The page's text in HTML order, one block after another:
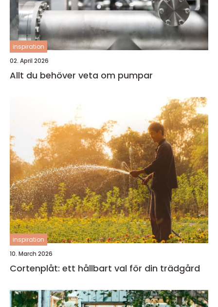
inspiration
02. April 2026
Allt du behöver veta om pumpar
inspiration
10. March 2026
Cortenplåt: ett hållbart val för din trädgård